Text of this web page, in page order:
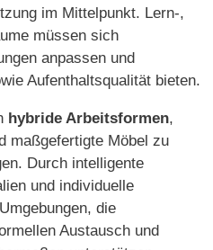
im Mittelpunkt. Lern‑,
müssen sich
anpassen und
Aufenthaltsqualität bieten.
hybride Arbeitsformen,
maßgefertigte Möbel zu
Durch intelligente
und individuelle
die
Austausch und